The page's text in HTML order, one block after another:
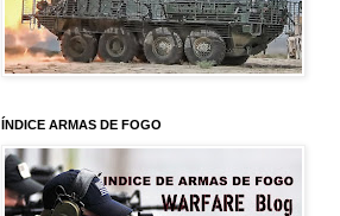
ÍNDICE ARMAS DE FOGO